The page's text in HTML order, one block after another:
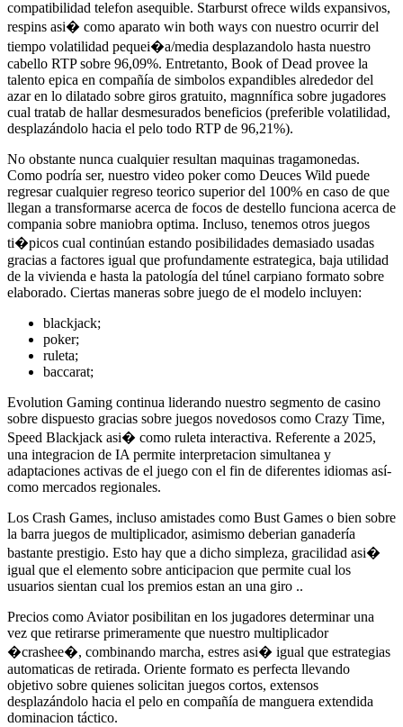
compatibilidad telefon asequible. Starburst ofrece wilds expansivos,
respins asi� como aparato win both ways con nuestro ocurrir del
tiempo volatilidad pequei�a/media desplazandolo hasta nuestro
cabello RTP sobre 96,09%. Entretanto, Book of Dead provee la
talento epica en compañía de simbolos expandibles alrededor del
azar en lo dilatado sobre giros gratuito, magnnífica sobre jugadores
cual tratab de hallar desmesurados beneficios (preferible volatilidad,
desplazándolo hacia el pelo todo RTP de 96,21%).
No obstante nunca cualquier resultan maquinas tragamonedas.
Como podrí­a ser, nuestro video poker como Deuces Wild puede
regresar cualquier regreso teorico superior del 100% en caso de que
llegan a transformarse acerca de focos de destello funciona acerca de
compania sobre maniobra optima. Incluso, tenemos otros juegos
ti�picos cual continúan estando posibilidades demasiado usadas
gracias a factores igual que profundamente estrategica, baja utilidad
de la vivienda e hasta la patologí­a del túnel carpiano formato sobre
elaborado. Ciertas maneras sobre juego de el modelo incluyen:
blackjack;
poker;
ruleta;
baccarat;
Evolution Gaming continua liderando nuestro segmento de casino
sobre dispuesto gracias sobre juegos novedosos como Crazy Time,
Speed Blackjack asi� como ruleta interactiva. Referente a 2025,
una integracion de IA permite interpretacion simultanea y
adaptaciones activas de el juego con el fin de diferentes idiomas así­
como mercados regionales.
Los Crash Games, incluso amistades como Bust Games o bien sobre
la barra juegos de multiplicador, asimismo deberian ganadería
bastante prestigio. Esto hay que a dicho simpleza, gracilidad asi�
igual que el elemento sobre anticipacion que permite cual los
usuarios sientan cual los premios estan an una giro ..
Precios como Aviator posibilitan en los jugadores determinar una
vez que retirarse primeramente que nuestro multiplicador
�crashee�, combinando marcha, estres asi� igual que estrategias
automaticas de retirada. Oriente formato es perfecta llevando
objetivo sobre quienes solicitan juegos cortos, extensos
desplazándolo hacia el pelo en compañía de manguera extendida
dominacion táctico.